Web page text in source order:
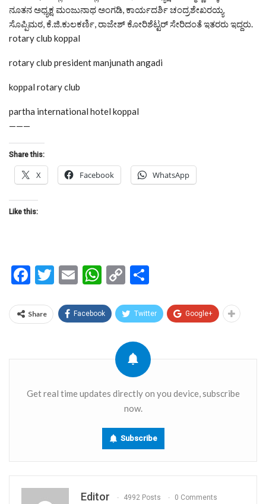
ನೂತನ ಅಧ್ಯಕ್ಷ ಮಂಜುನಾಥ ಅಂಗಡಿ, ಕಾರ್ಯದರ್ಶಿ ಚಂದ್ರಶೇಖರಯ್ಯ
ಸೊಪ್ಪಿಮಠ, ಕೆ.ಜಿ.ಕುಲಕರ್ಣಿ, ರಾಜೇಶ್ ಕೋರಿಶೆಟ್ಟರ್ ಸೇರಿದಂತೆ ಇತರರು ಇದ್ದರು.
rotary club koppal
rotary club president manjunath angadi
koppal rotary club
partha international hotel koppal
———
Share this:
X Facebook WhatsApp
Like this:
Facebook
Twitter
EmailWhatsApp
Copy
Share Facebook Twitter Google+
Get real time updates directly on you device, subscribe
now.
Subscribe
Editor 4992 Posts 0 Comments